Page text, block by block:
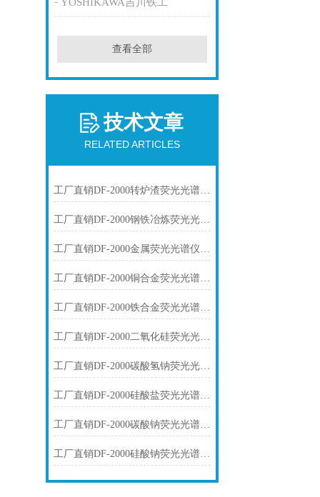
查看全部
技术文章
RELATED ARTICLES
工厂直销DF-2000转炉渣荧光光谱仪技术参数
工厂直销DF-2000钢铁冶炼荧光光谱仪技术参数
工厂直销DF-2000金属荧光光谱仪技术参数
工厂直销DF-2000铜合金荧光光谱仪技术参数
工厂直销DF-2000铁合金荧光光谱仪技术参数
工厂直销DF-2000二氧化硅荧光光谱仪技术参数
工厂直销DF-2000碳酸氢钠荧光光谱仪技术参数
工厂直销DF-2000硅酸盐荧光光谱仪技术参数
工厂直销DF-2000碳酸钠荧光光谱仪技术参数
工厂直销DF-2000硅酸钠荧光光谱仪技术参数